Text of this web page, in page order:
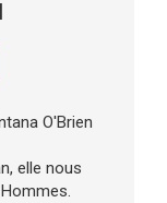
O'Brien
elle nous